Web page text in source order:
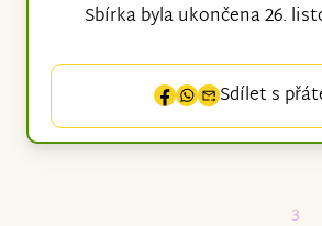
Sbírka byla ukončena 26.
Sdílet s
3